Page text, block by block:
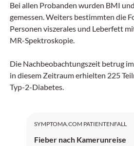
Bei allen Probanden wurden BMI
gemessen. Weiters bestimmten die
Personen viszerales und Leberfett
MR-Spektroskopie.
Die Nachbeobachtungszeit betrug
in diesem Zeitraum erhielten 225
Typ-2-Diabetes.
SYMPTOMA.COM PATIENTENFALL
Fieber nach Kamerunreise